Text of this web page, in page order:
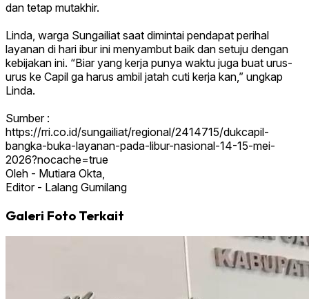
dan tetap mutakhir.
Linda, warga Sungailiat saat dimintai pendapat perihal
layanan di hari ibur ini menyambut baik dan setuju dengan
kebijakan ini. “Biar yang kerja punya waktu juga buat urus-
urus ke Capil ga harus ambil jatah cuti kerja kan,” ungkap
Linda.
Sumber :
https://rri.co.id/sungailiat/regional/2414715/dukcapil-
bangka-buka-layanan-pada-libur-nasional-14-15-mei-
2026?nocache=true
Oleh - Mutiara Okta,
Editor - Lalang Gumilang
Galeri Foto Terkait